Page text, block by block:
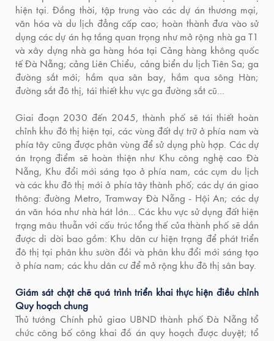
hiện tại. Đồng thời, tập trung vào các dự án thương mại,
văn hóa và du lịch đẳng cấp cao; hoàn thành đưa vào sử
dụng các dự án hạ tầng quan trọng như mở rộng nhà ga T1
và xây dựng nhà ga hàng hóa tại Cảng hàng không quốc
tế Đà Nẵng; cảng Liên Chiểu, cảng biển du lịch Tiên Sa; ga
đường sắt mới; hầm qua sân bay, hầm qua sông Hàn;
đường sắt đô thị, tái thiết khu vực ga đường sắt cũ...
Giai đoạn 2030 đến 2045, thành phố sẽ tái thiết hoàn
chỉnh khu đô thị hiện tại, các vùng đất dự trữ ở phía nam và
phía tây cũng được phân vùng để sử dụng phù hợp. Các dự
án trọng điểm sẽ hoàn thiện như Khu công nghệ cao Đà
Nẵng, Khu đổi mới sáng tạo ở phía nam, các cụm du lịch
và các khu đô thị mới ở phía tây thành phố; các dự án giao
thông: đường Metro, Tramway Đà Nẵng - Hội An; các dự
án văn hóa như nhà hát lớn... Các khu vực sử dụng đất hiện
trạng mâu thuẫn với cấu trúc tổng thế của thành phố sẽ dần
được di dời bao gồm: Khu dân cư hiện trạng để phát triển
đô thị tại phân khu sườn đồi và phân khu đổi mới sáng tạo
ở phía nam; các khu dân cư để mở rộng khu đô thị sân bay.
Giám sát chặt chẽ quá trình triển khai thực hiện điều chỉnh
Quy hoạch chung
Thủ tướng Chính phủ giao UBND thành phố Đà Nẵng tổ
chức công bố công khai đồ án quy hoạch được duyệt; tổ